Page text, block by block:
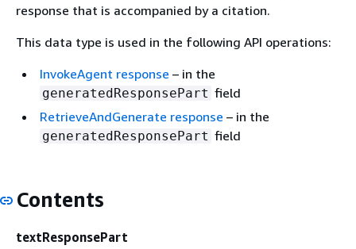
response that is accompanied by a citation.
This data type is used in the following API operations:
InvokeAgent response – in the
generatedResponsePart field
RetrieveAndGenerate response – in the
generatedResponsePart field
Contents
textResponsePart